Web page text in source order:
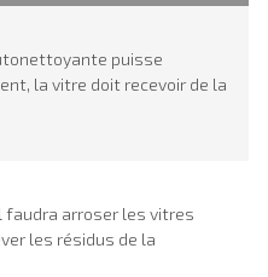
puisse
la vitre doit recevoir de la
faudra arroser les vitres
les résidus de la